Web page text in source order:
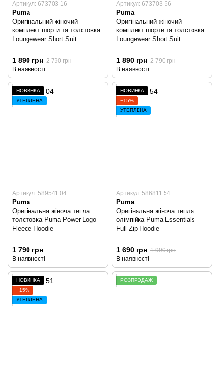
Артикул: 673703-16
Puma
Оригінальний жіночий
комплект шорти та толстовка
Loungewear Short Suit
1 890 грн 2 790 грн
В наявності
Артикул: 673703-66
Puma
Оригінальний жіночий
комплект шорти та толстовка
Loungewear Short Suit
1 890 грн 2 790 грн
В наявності
НОВИНКА
УТЕПЛЕНА
Артикул: 589541 04
Puma
Оригінальна жіноча тепла
толстовка Puma Power Logo
Fleece Hoodie
1 790 грн
В наявності
НОВИНКА
−15%
УТЕПЛЕНА
Артикул: 586811 54
Puma
Оригінальна жіноча тепла
олімпійка Puma Essentials
Full-Zip Hoodie
1 690 грн 1 990 грн
В наявності
НОВИНКА
−15%
УТЕПЛЕНА
РОЗПРОДАЖ